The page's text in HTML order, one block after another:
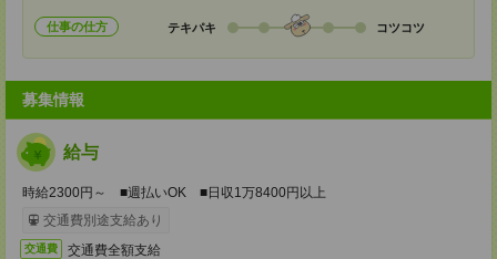
仕事の仕方 テキパキ コツコツ
募集情報
給与
時給2300円～ ■週払いOK ■日収1万8400円以上
交通費別途支給あり
交通費 交通費全額支給